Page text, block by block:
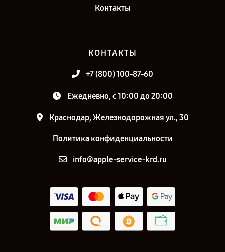
Контакты
КОНТАКТЫ
+7 (800) 100-87-60
Ежедневно, с 10:00 до 20:00
Краснодар, Железнодорожная ул., 30
Политика конфиденциальности
info@apple-service-krd.ru